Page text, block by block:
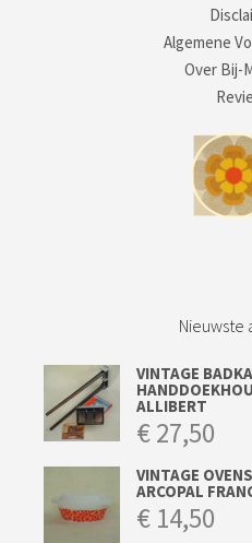
Algemene
Over Bij-
Nieuwste
VINTAGE
ALLIBERT
€27,50
VINTAGE
ARCOPAL
€ 14,50